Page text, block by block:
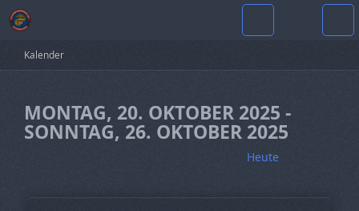
Kalender
MONTAG, 20. OKTOBER 2025 -
SONNTAG, 26. OKTOBER 2025
Heute